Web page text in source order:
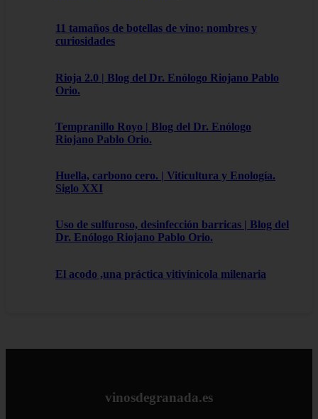
11 tamaños de botellas de vino: nombres y
curiosidades
Rioja 2.0 | Blog del Dr. Enólogo Riojano Pablo
Orio.
Tempranillo Royo | Blog del Dr. Enólogo
Riojano Pablo Orio.
Huella, carbono cero. | Viticultura y Enología.
Siglo XXI
Uso de sulfuroso, desinfección barricas | Blog del
Dr. Enólogo Riojano Pablo Orio.
El acodo ,una práctica vitivínicola milenaria
vinosdegranada.es